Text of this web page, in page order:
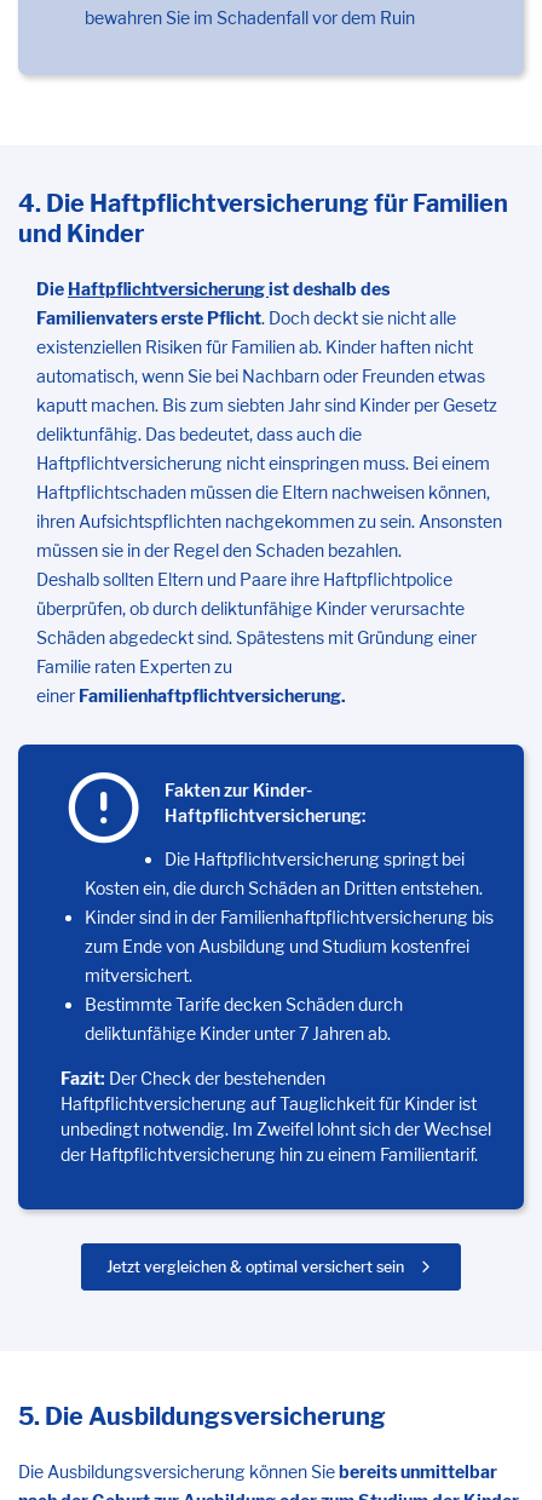
bewahren Sie im Schadenfall vor dem Ruin
4. Die Haftpflichtversicherung für Familien
und Kinder
Die Haftpflichtversicherungist deshalb des
Familienvaters erste Pflicht. Doch deckt sie nicht alle
existenziellen Risiken für Familien ab. Kinder haften nicht
automatisch, wenn Sie bei Nachbarn oder Freunden etwas
kaputt machen. Bis zum siebten Jahr sind Kinder per Gesetz
deliktunfähig. Das bedeutet, dass auch die
Haftpflichtversicherung nicht einspringen muss. Bei einem
Haftpflichtschaden müssen die Eltern nachweisen können,
ihren Aufsichtspflichten nachgekommen zu sein. Ansonsten
müssen sie in der Regel den Schaden bezahlen.
Deshalb sollten Eltern und Paare ihre Haftpflichtpolice
überprüfen, ob durch deliktunfähige Kinder verursachte
Schäden abgedeckt sind. Spätestens mit Gründung einer
Familie raten Experten zu
einer Familienhaftpflichtversicherung.
Fakten zur Kinder-
Haftpflichtversicherung:
Die Haftpflichtversicherung springt bei
Kosten ein, die durch Schäden an Dritten entstehen.
Kinder sind in der Familienhaftpflichtversicherung bis
zum Ende von Ausbildung und Studium kostenfrei
mitversichert.
Bestimmte Tarife decken Schäden durch
deliktunfähige Kinder unter 7 Jahren ab.
Fazit: Der Check der bestehenden
Haftpflichtversicherung auf Tauglichkeit für Kinder ist
unbedingt notwendig. Im Zweifel lohnt sich der Wechsel
der Haftpflichtversicherung hin zu einem Familientarif.
Jetzt vergleichen & optimal versichert sein
5. Die Ausbildungsversicherung
Die Ausbildungsversicherung können Siebereits unmittelbar